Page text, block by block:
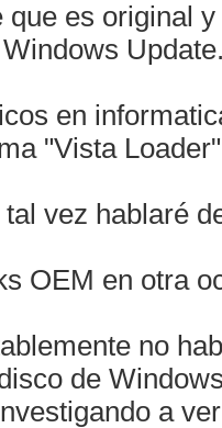
es original
en
"Vista
vez hablaré
OEM en otra
no
de
a